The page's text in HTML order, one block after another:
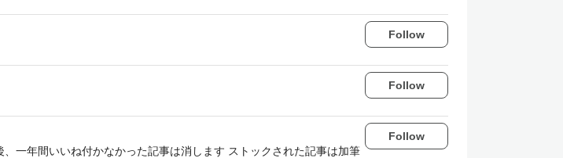
Follow
Follow
一年間いいね付かなかった記事は消します ストックされた記事は加筆
Follow